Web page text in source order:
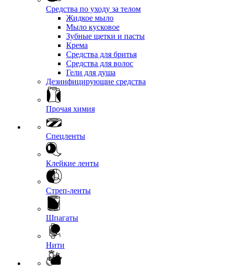
Средства по уходу за телом
Жидкое мыло
Мыло кусковое
Зубные щетки и пасты
Крема
Средства для бритья
Средства для волос
Гели для душа
Дезинфицирующие средства
Прочая химия
Спецленты
Клейкие ленты
Стреп-ленты
Шпагаты
Нити